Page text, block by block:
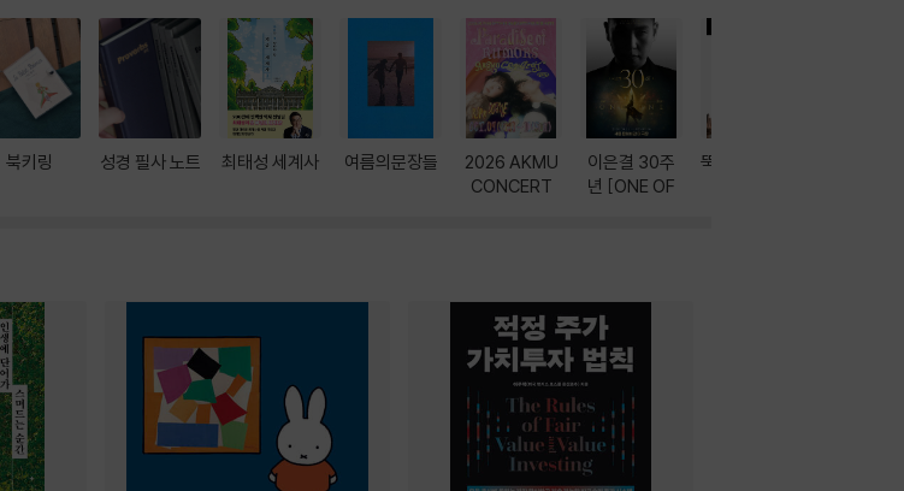
북키링 성경 필사 노트 최태성 세계사 여름의문장들
2026 AKMU
CONCERT
이은결 30주
년 [ONE OF
뚝딱! AI 3대장